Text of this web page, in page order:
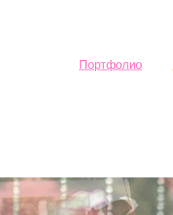
Портфолио